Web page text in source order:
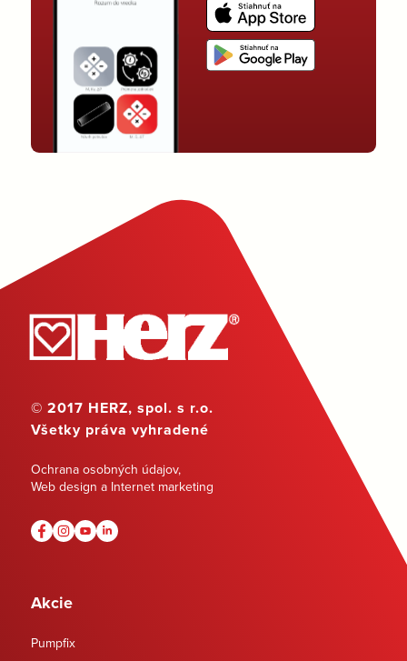
© 2017 HERZ, spol. s r.o.
Všetky práva vyhradené
Ochrana osobných údajov,
Web design a Internet marketing
Akcie
Pumpfix